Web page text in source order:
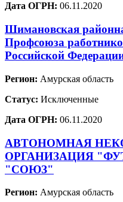
Дата ОГРН: 06.11.2020
Шимановская
Профсоюза
Российской
Регион: Амурская область
Статус: Исключенные
Дата ОГРН: 06.11.2020
АВТОНОМНАЯ
ОРГАНИЗАЦИЯ
"СОЮЗ"
Регион: Амурская область